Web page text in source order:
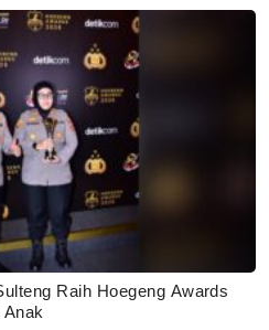
Raih Hoegeng Awards